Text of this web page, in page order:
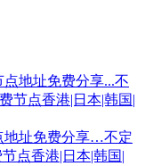
地址免费分享…不定
点香港|日本|韩国|